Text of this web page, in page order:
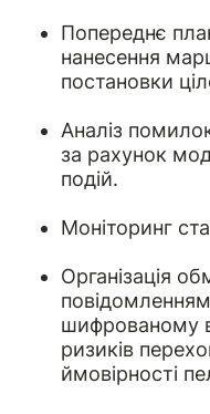
Попереднє
нанесення
постановки
Аналіз
за рахунок
подій.
Моніторинг
Організація
шифрованому
ризиків
ймовірності